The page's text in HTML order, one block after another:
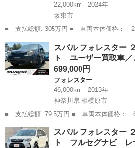
22,000km
2024年
坂東市
■ 支払総額: 305万円 ■ 車両本体価格： 2,900,000 円 ■ メーカー
名： スバル ■ 車種名： フォレスター ■
スポーツ ブラックインテリアセレクショ
ーダー Ｅ...
茨城 坂東市
スバル フォレスター
ト ユーザー買取車
699,000円
フォレスター
46,000km
2013年
神奈川県 相模原市
■ 支払総額: 79.5万円 ■ 車両本体価格： 699,000 円 ■ メーカー
名： スバル ■ 車種名： フォレスター ■
ｉ－Ｌ アイサイト ユーザー買取車／メー
メラ／ＴＶ／...
神奈川 相模原市 フォレスター
スバル フォレスター
ト フルセグナビ